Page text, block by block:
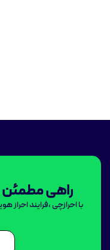
راهی مطمئن
با احرازچی ،فرایند احراز